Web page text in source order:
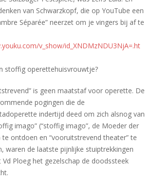
van Schwarzkopf, die op YouTube een
Séparée” neerzet om je vingers bij af te
v_show/id_XNDMzNDU3NjA=.ht
stoffig operettehuisvrouwtje?
is geen maatstaf voor operette. De
pogingen die de
indertijd deed om zich alsnog van
imago” (“stoffig imago”, de Moeder der
te ontdoen en “vooruitstrevend theater” te
waren de laatste pijnlijke stuiptrekkingen
Ploeg het gezelschap de doodssteek